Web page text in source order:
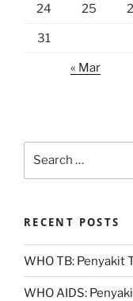
24 25
31
« Mar
RECENT POSTS
WHO TB: Penyakit
WHO AIDS: